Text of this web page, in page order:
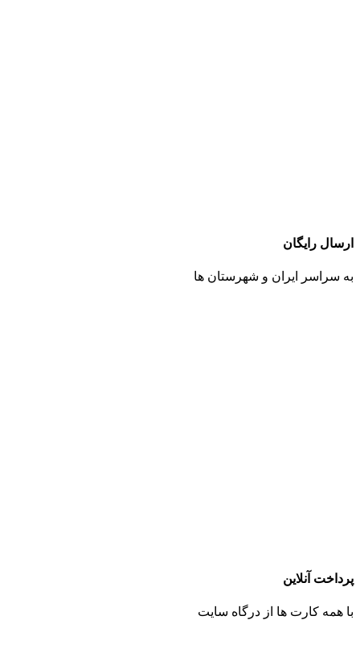
ارسال رایگان
به سراسر ایران و شهرستان ها
پرداخت آنلاین
با همه کارت ها از درگاه سایت